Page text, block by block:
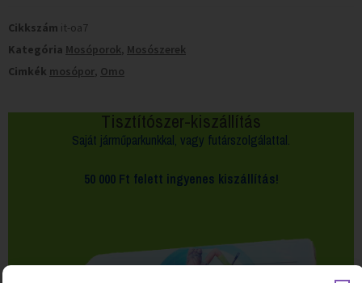
Cikkszám it-oa7
Kategória Mosóporok, Mosószerek
Cimkék mosópor, Omo
Tisztítószer-kiszállítás
Saját járműparkunkkal, vagy futárszolgálattal.
50 000 Ft felett ingyenes kiszállítás!